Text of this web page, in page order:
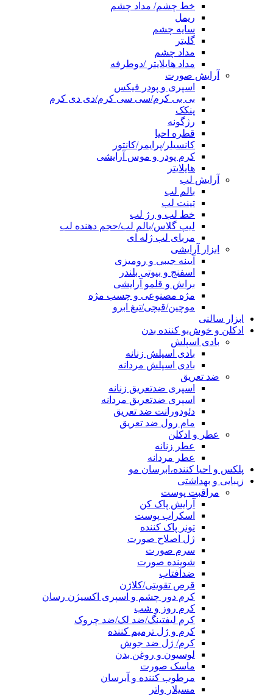
خط چشم/ مداد چشم
ریمل
سایه چشم
گلیتر
مداد چشم
مداد هایلایتر /دوطرفه
آرایش صورت
اسپری و پودر فیکس
بی بی کرم/سی سی کرم/دی دی کرم
پنکک
رژگونه
قطره احیا
کانسیلر/پرایمر/کانتور
کرم پودر و موس آرایشی
هایلایتر
آرایش لب
بالم لب
تینت لب
خط لب و رژ لب
لیپ گلاس/بالم لب/حجم دهنده لب
مربای لب ژله ای
ابزار آرایشی
آیینه جیبی و رومیزی
اسفنج و بیوتی بلندر
براش و قلمو آرایشی
مژه مصنوعی و چسب مژه
موچین/قیچی/تیغ ابرو
ابزار سالنی
ادکلن و خوش‌بو کننده بدن
بادی اسپلش
بادی اسپلش زنانه
بادی اسپلش مردانه
ضد تعریق
اسپری ضدتعریق زنانه
اسپری ضدتعریق مردانه
دئودورانت ضد تعریق
مام رول ضد تعریق
عطر و ادکلن
عطر زنانه
عطر مردانه
پلکس و احیا کننده،ابرسان مو
زیبایی و بهداشتی
مراقبت پوست
آرایش پاک کن
اسکراب پوست
تونر پاک کننده
ژل اصلاح صورت
سرم صورت
شوینده صورت
ضدآفتاب
قرص تقویتی/کلاژن
کرم دور چشم و اسپری اکسیژن رسان
کرم روز و شب
کرم لیفتینگ/ضد لک/ضد چروک
کرم و ژل ترمیم کننده
کرم/ ژل ضد جوش
لوسیون و روغن بدن
ماسک صورت
مرطوب کننده و آبرسان
مسیلار واتر